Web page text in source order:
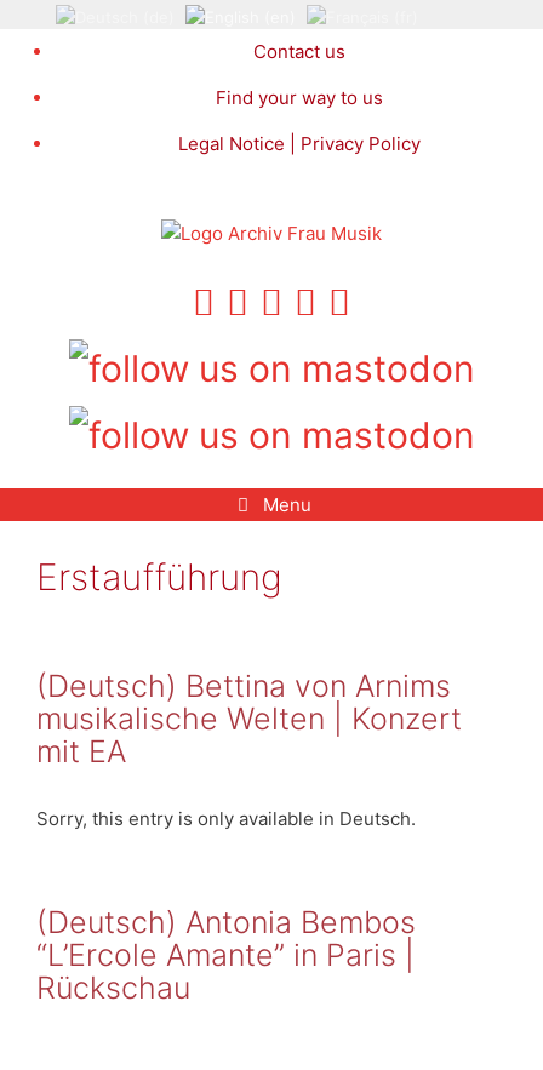
Contact us
Find your way to us
Legal Notice | Privacy Policy
Menu
Erstaufführung
(Deutsch) Bettina von Arnims
musikalische Welten | Konzert
mit EA
Sorry, this entry is only available in Deutsch.
(Deutsch) Antonia Bembos
“L’Ercole Amante” in Paris |
Rückschau